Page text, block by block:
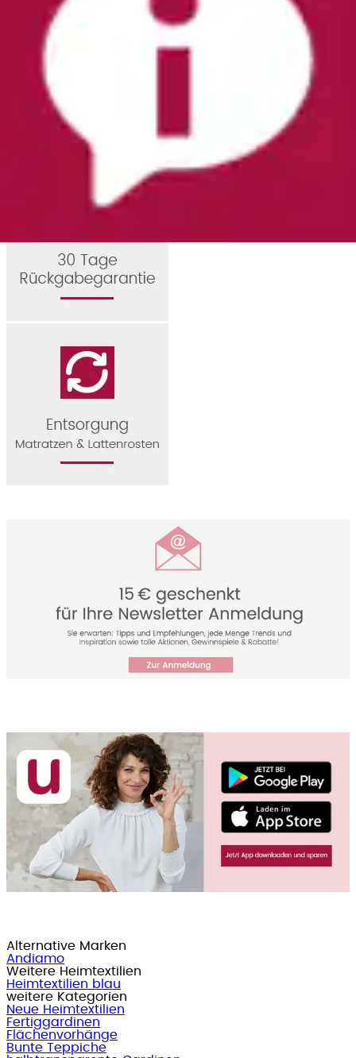
Alternative Marken
Andiamo
Weitere Heimtextilien
Heimtextilien blau
weitere Kategorien
Neue Heimtextilien
Fertiggardinen
Flächenvorhänge
Bunte Teppiche